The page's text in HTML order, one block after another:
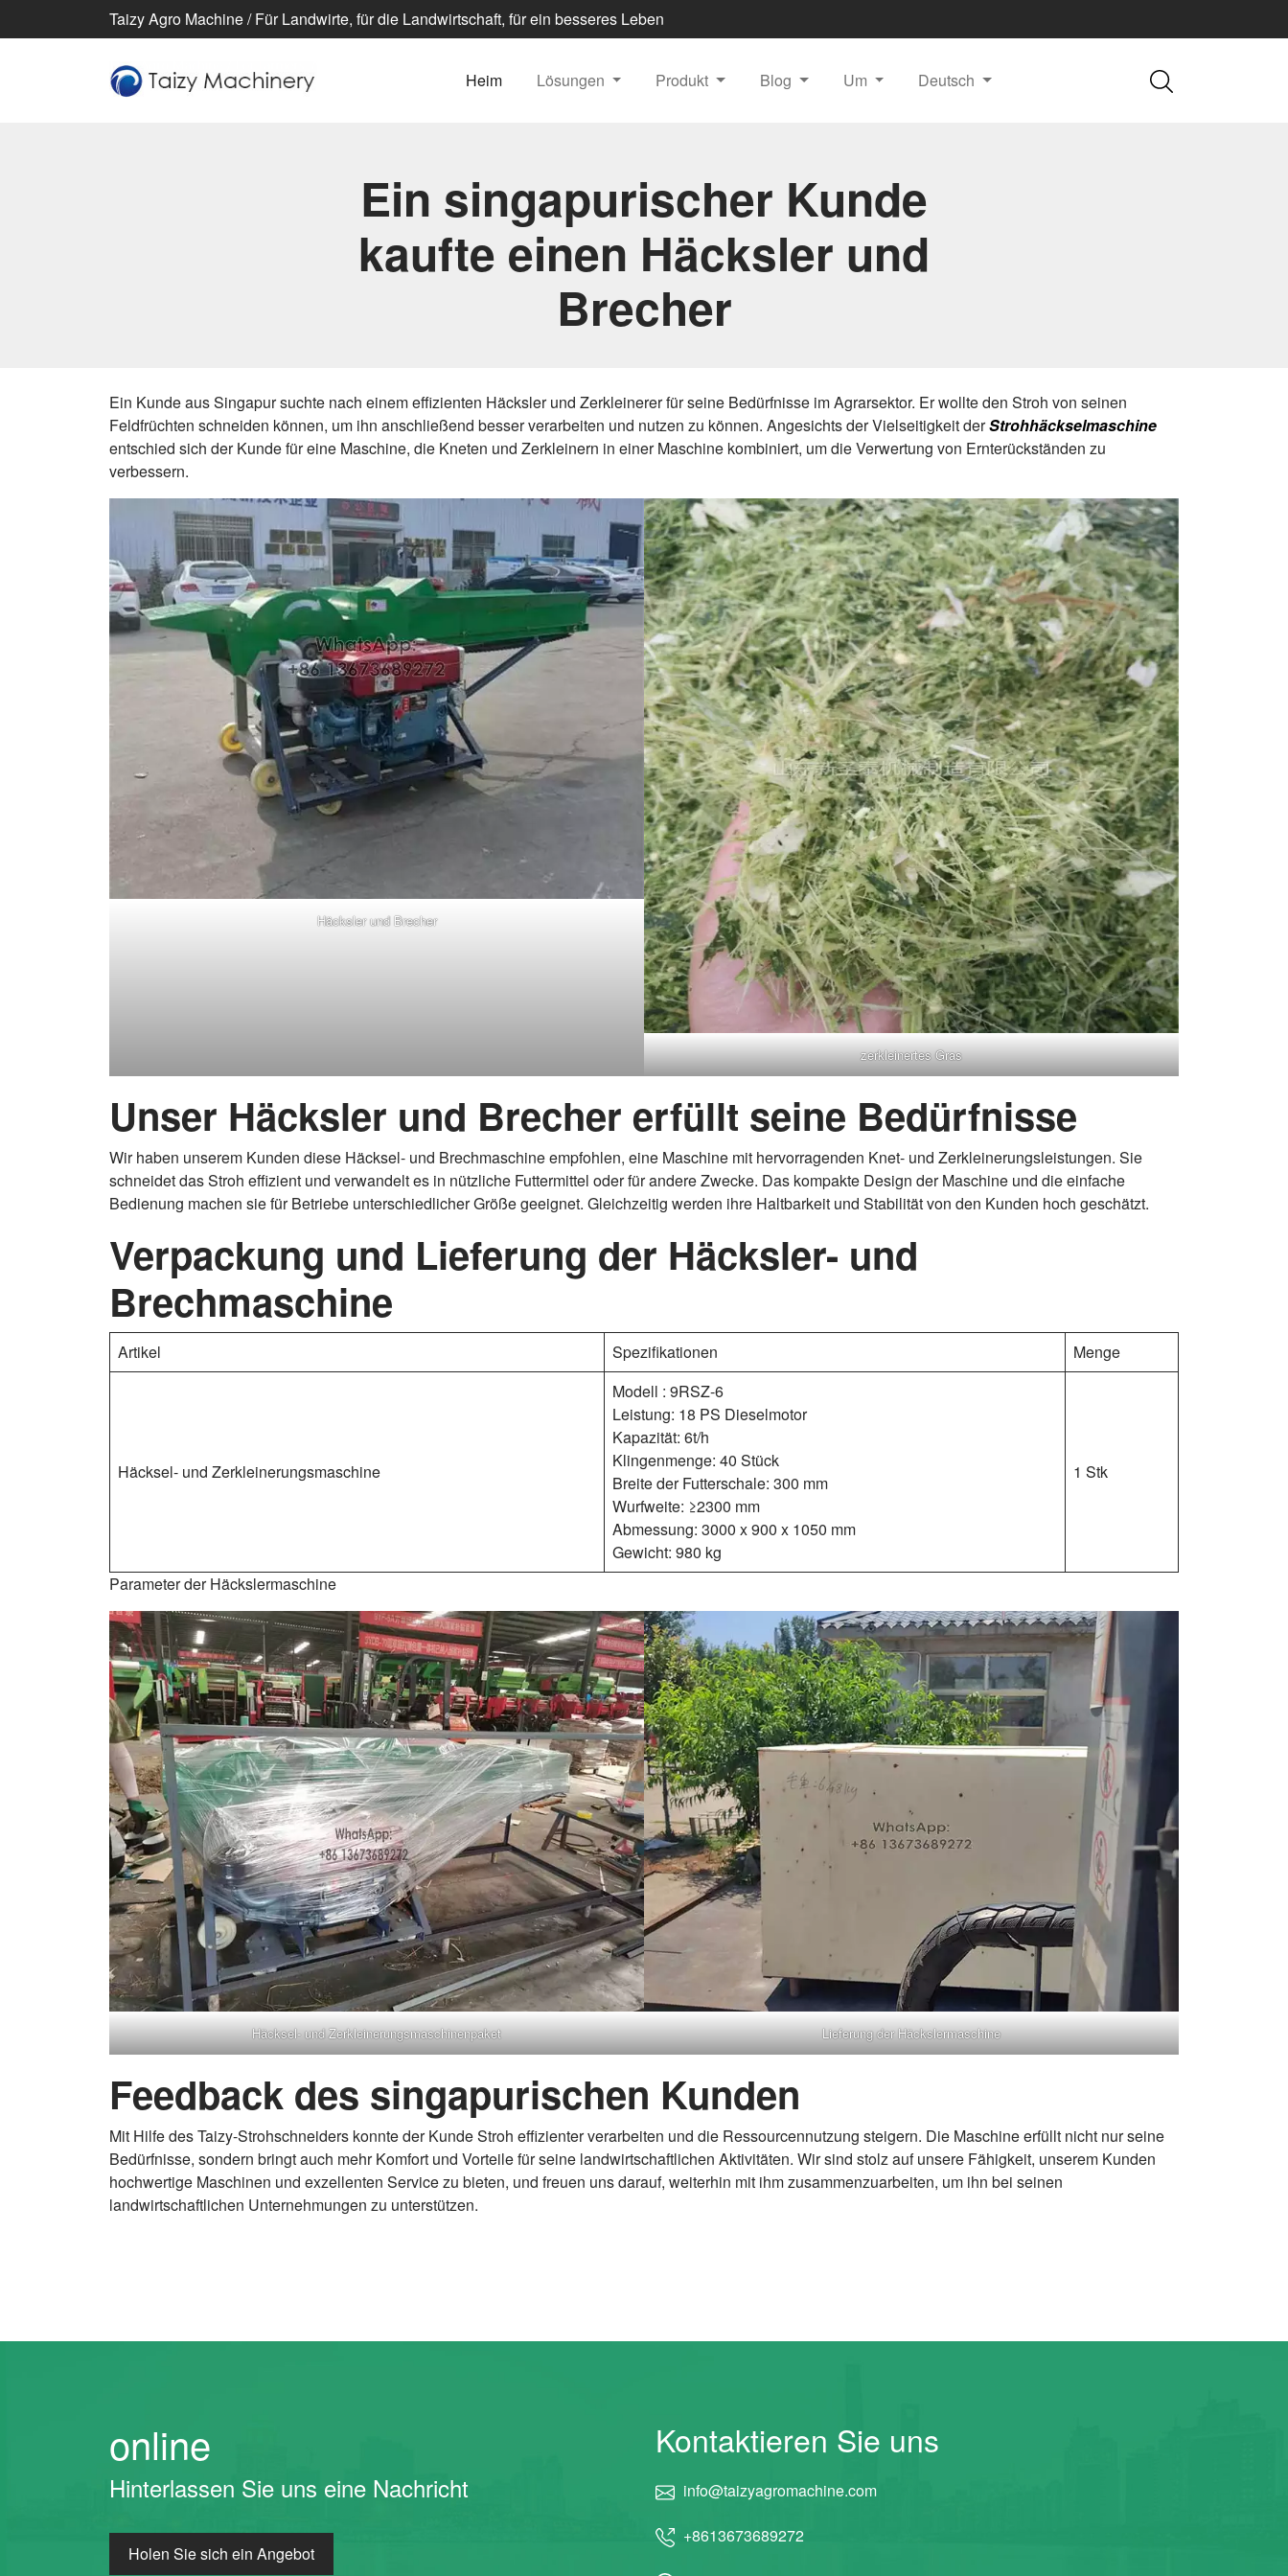
Taizy Agro Machine / Für Landwirte, für die Landwirtschaft, für ein besseres Leben
Heim Lösungen Produkt Blog Um Deutsch
Ein singapurischer Kunde
kaufte einen Häcksler und
Brecher
Ein Kunde aus Singapur suchte nach einem effizienten Häcksler und Zerkleinerer für seine Bedürfnisse im Agrarsektor. Er wollte den Stroh von seinen
Feldfrüchten schneiden können, um ihn anschließend besser verarbeiten und nutzen zu können. Angesichts der Vielseitigkeit derStrohhäckselmaschine
entschied sich der Kunde für eine Maschine, die Kneten und Zerkleinern in einer Maschine kombiniert, um die Verwertung von Ernterückständen zu
verbessern.
Häcksler und Brecher
zerkleinertes Gras
Unser Häcksler und Brecher erfüllt seine Bedürfnisse
Wir haben unserem Kunden diese Häcksel- und Brechmaschine empfohlen, eine Maschine mit hervorragenden Knet- und Zerkleinerungsleistungen. Sie
schneidet das Stroh effizient und verwandelt es in nützliche Futtermittel oder für andere Zwecke. Das kompakte Design der Maschine und die einfache
Bedienung machen sie für Betriebe unterschiedlicher Größe geeignet. Gleichzeitig werden ihre Haltbarkeit und Stabilität von den Kunden hoch geschätzt.
Verpackung und Lieferung der Häcksler- und
Brechmaschine
Artikel Spezifikationen Menge
Häcksel- und Zerkleinerungsmaschine
Modell : 9RSZ-6
Leistung: 18 PS Dieselmotor
Kapazität: 6t/h
Klingenmenge: 40 Stück
Breite der Futterschale: 300 mm
Wurfweite: ≥2300 mm
Abmessung: 3000 x 900 x 1050 mm
Gewicht: 980 kg
1 Stk
Parameter der Häckslermaschine
Häcksel- und Zerkleinerungsmaschinenpaket Lieferung der Häckslermaschine
Feedback des singapurischen Kunden
Mit Hilfe des Taizy-Strohschneiders konnte der Kunde Stroh effizienter verarbeiten und die Ressourcennutzung steigern. Die Maschine erfüllt nicht nur seine
Bedürfnisse, sondern bringt auch mehr Komfort und Vorteile für seine landwirtschaftlichen Aktivitäten. Wir sind stolz auf unsere Fähigkeit, unserem Kunden
hochwertige Maschinen und exzellenten Service zu bieten, und freuen uns darauf, weiterhin mit ihm zusammenzuarbeiten, um ihn bei seinen
landwirtschaftlichen Unternehmungen zu unterstützen.
online
Hinterlassen Sie uns eine Nachricht
Holen Sie sich ein Angebot
Kontaktieren Sie uns
info@taizyagromachine.com
+8613673689272